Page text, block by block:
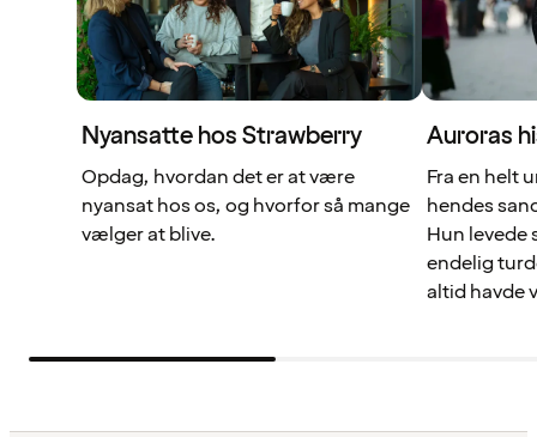
Nyansatte hos Strawberry
Opdag, hvordan det er at være
nyansat hos os, og hvorfor så mange
vælger at blive.
Auroras
Fra en helt
hendes
Hun levede
endelig
altid havde